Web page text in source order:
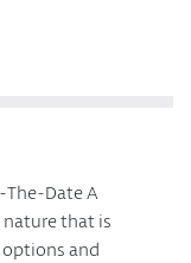
The-Date A
that is
and